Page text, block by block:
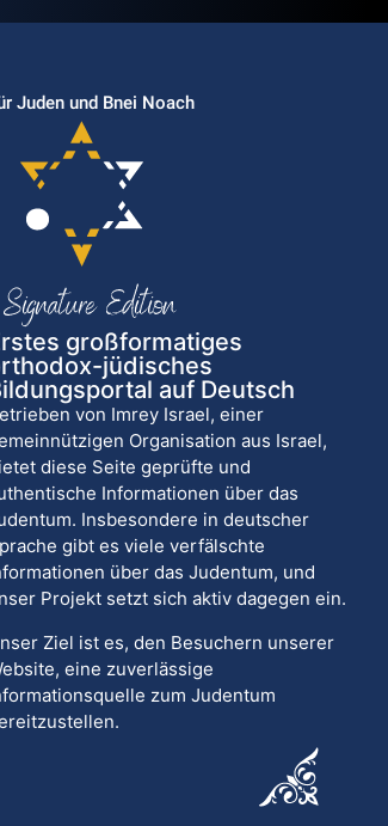
Juden und Bnei Noach
großformatiges
jüdisches
auf Deutsch
von Imrey Israel, einer
Organisation aus Israel,
diese Seite geprüfte und
Informationen über das
Insbesondere in deutscher
gibt es viele verfälschte
über das Judentum, und
Projekt setzt sich aktiv dagegen ein.
Ziel ist es, den Besuchern unserer
eine zuverlässige
zum Judentum